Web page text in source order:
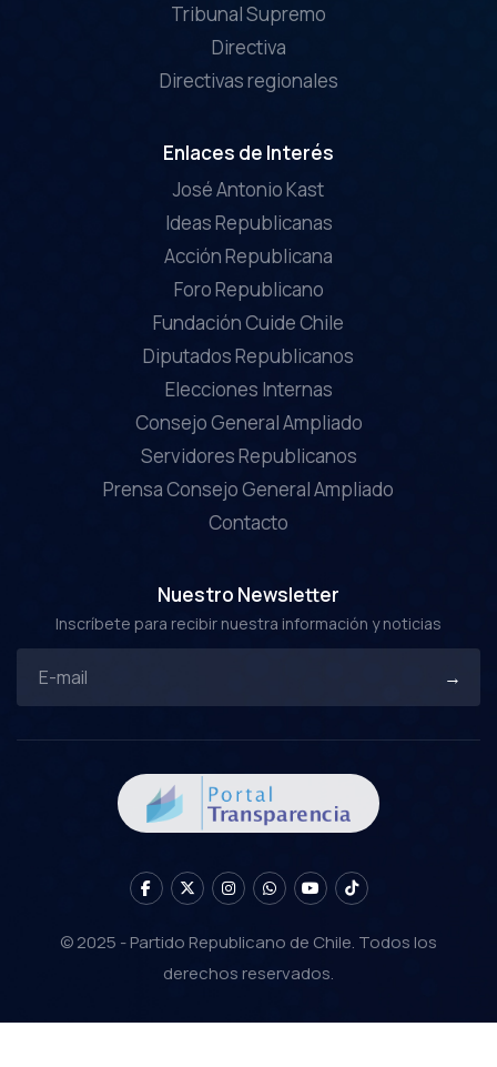
Tribunal Supremo
Directiva
Directivas regionales
Enlaces de Interés
José Antonio Kast
Ideas Republicanas
Acción Republicana
Foro Republicano
Fundación Cuide Chile
Diputados Republicanos
Elecciones Internas
Consejo General Ampliado
Servidores Republicanos
Prensa Consejo General Ampliado
Contacto
Nuestro Newsletter
Inscríbete para recibir nuestra información y noticias
© 2025 - Partido Republicano de Chile. Todos los
derechos reservados.